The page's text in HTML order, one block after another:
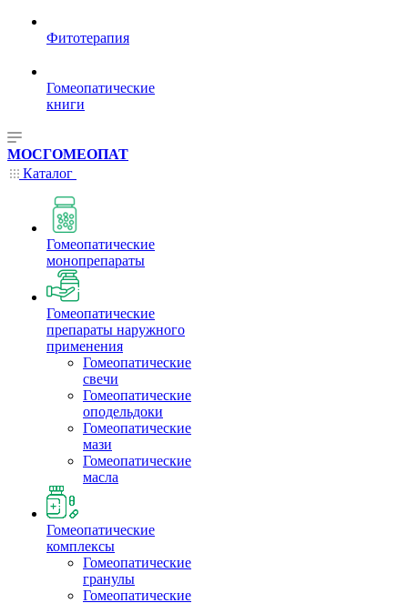
Фитотерапия
Гомеопатические
книги
МОСГОМЕОПАТ
Каталог
Гомеопатические
монопрепараты
Гомеопатические
препараты наружного
применения
Гомеопатические
свечи
Гомеопатические
оподельдоки
Гомеопатические
мази
Гомеопатические
масла
Гомеопатические
комплексы
Гомеопатические
гранулы
Гомеопатические